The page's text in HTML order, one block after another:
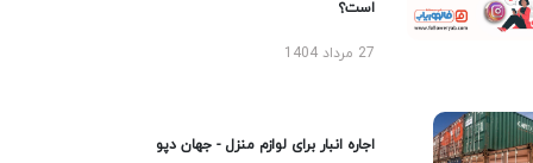
است؟
27 مرداد 1404
اجاره انبار برای لوازم منزل - جهان دپو